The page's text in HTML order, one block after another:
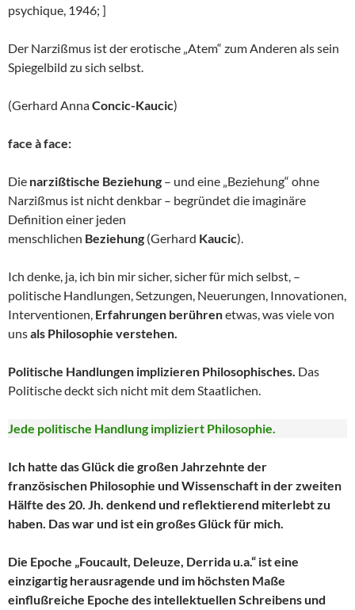
psychique, 1946; ]
Der Narzißmus ist der erotische „Atem“ zum Anderen als sein
Spiegelbild zu sich selbst.
(Gerhard AnnaConcic-Kaucic)
face à face:
Die narzißtische Beziehung – und eine „Beziehung“ ohne
Narzißmus ist nicht denkbar – begründet die imaginäre
Definition einer jeden
menschlichen Beziehung (Gerhard Kaucic).
Ich denke, ja, ich bin mir sicher, sicher für mich selbst, –
politische Handlungen, Setzungen, Neuerungen, Innovationen,
Interventionen, Erfahrungen berührenetwas, was viele von
unsals Philosophie verstehen.
Politische Handlungen implizieren Philosophisches. Das
Politische deckt sich nicht mit dem Staatlichen.
Jede politische Handlung impliziert Philosophie.
Ich hatte das Glück die großen Jahrzehnte der
französischen Philosophie und Wissenschaft in der zweiten
Hälfte des 20. Jh. denkend und reflektierend miterlebt zu
haben. Das war und ist ein großes Glück für mich.
Die Epoche „Foucault, Deleuze, Derrida u.a.“ ist eine
einzigartig herausragende und im höchsten Maße
einflußreiche Epoche des intellektuellen Schreibens und